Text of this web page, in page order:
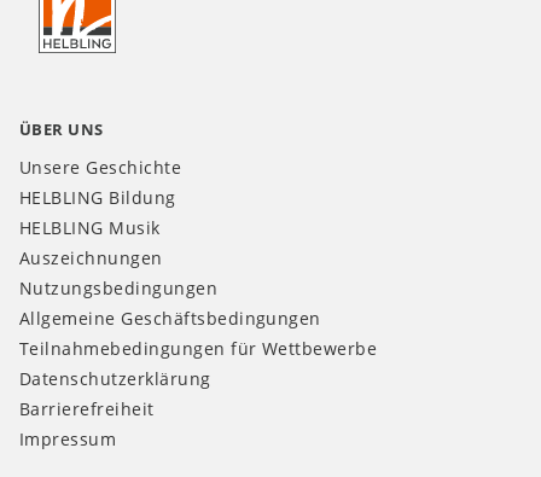
DE
ÜBER UNS
Unsere Geschichte
HELBLING Bildung
HELBLING Musik
Auszeichnungen
Nutzungsbedingungen
Allgemeine Geschäftsbedingungen
Teilnahmebedingungen für Wettbewerbe
Datenschutzerklärung
Barrierefreiheit
Impressum